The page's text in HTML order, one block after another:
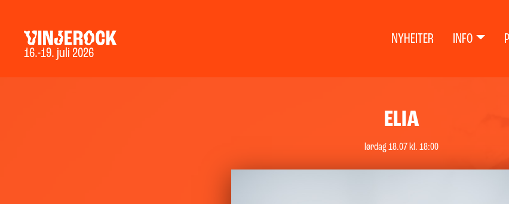
16.-19. juli 2026
NYHEITER INFO
ELIA
lørdag 18.07 kl. 18:00